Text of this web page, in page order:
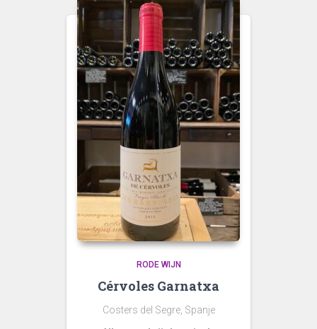
RODE WIJN
Cérvoles Garnatxa
Costers del Segre, Spanje